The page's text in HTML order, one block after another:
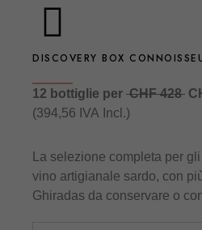
DISCOVERY BOX
12 bottiglie per CHF 428
(394,56 IVA Incl.)
La selezione completa per
vino artigianale sardo, con
Ghiradas da conservare o